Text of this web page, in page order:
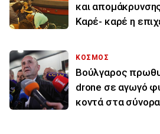
και
Καρέ- καρέ η
ΚΟΣΜΟΣ
Βούλγαρος
drone σε αγωγό
κοντά στα